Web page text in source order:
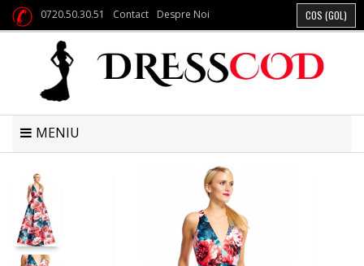
0720.50.30.51 Contact Despre Noi COS (GOL)
MENIU